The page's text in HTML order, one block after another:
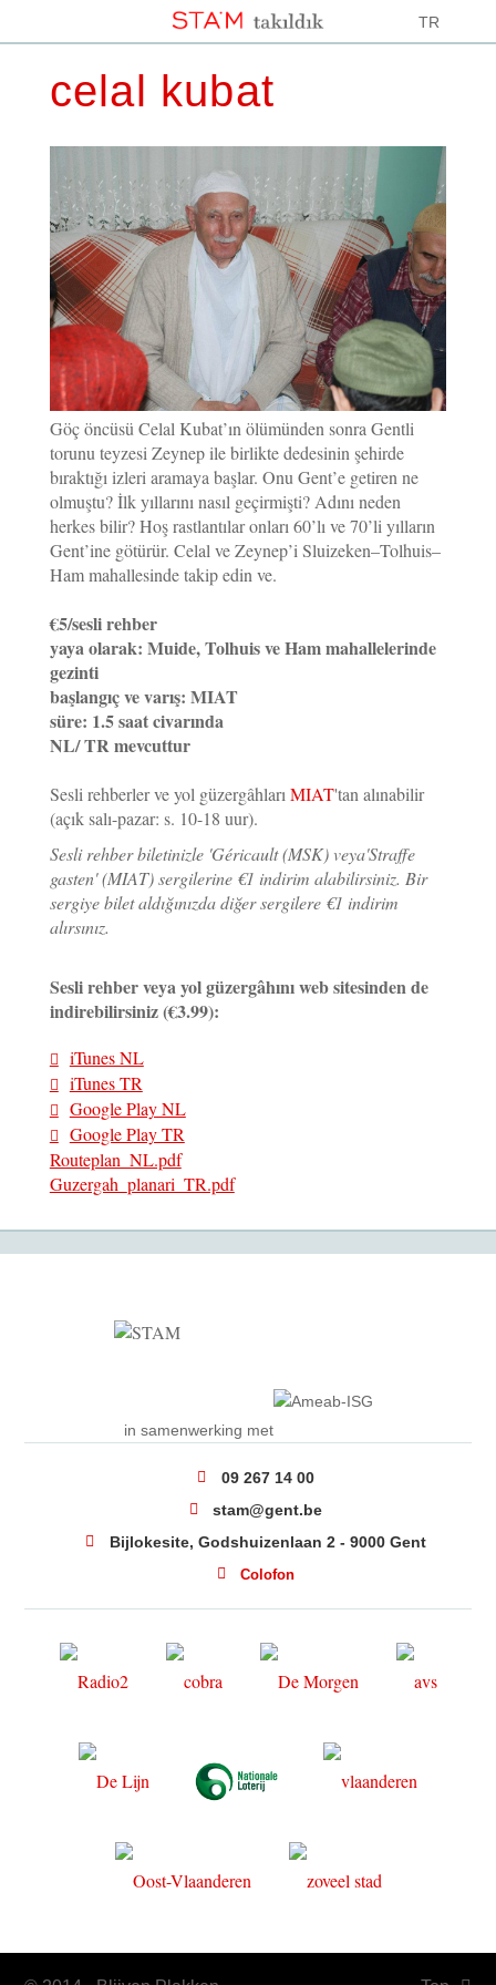
TR
celal kubat
Göç öncüsü Celal Kubat’ın ölümünden sonra Gentli
torunu teyzesi Zeynep ile birlikte dedesinin şehirde
bıraktığı izleri aramaya başlar. Onu Gent’e getiren ne
olmuştu? İlk yıllarını nasıl geçirmişti? Adını neden
herkes bilir? Hoş rastlantılar onları 60’lı ve 70’li yılların
Gent’ine götürür. Celal ve Zeynep’i Sluizeken–Tolhuis–
Ham mahallesinde takip edin ve.
€5/sesli rehber
yaya olarak: Muide, Tolhuis ve Ham mahallelerinde
gezinti
başlangıç ve varış: MIAT
süre: 1.5 saat civarında
NL/ TR mevcuttur
Sesli rehberler ve yol güzergâhları MIAT'tan alınabilir
(açık salı-pazar: s. 10-18 uur).
Sesli rehber biletinizle 'Géricault (MSK) veya'Straffe
gasten' (MIAT) sergilerine €1 indirim alabilirsiniz. Bir
sergiye bilet aldığınızda diğer sergilere €1 indirim
alırsınız.
Sesli rehber veya yol güzergâhını web sitesinden de
indirebilirsiniz (€3.99):
iTunes NL
iTunes TR
Google Play NL
Google Play TR
Routeplan_NL.pdf
Guzergah_planari_TR.pdf
in samenwerking met
09 267 14 00
stam@gent.be
Bijlokesite, Godshuizenlaan 2 - 9000 Gent
Colofon